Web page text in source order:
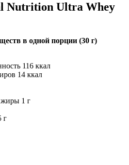
Nutrition Ultra Whey
в одной порции (30 г)
116 ккал
14 ккал
1 г
г